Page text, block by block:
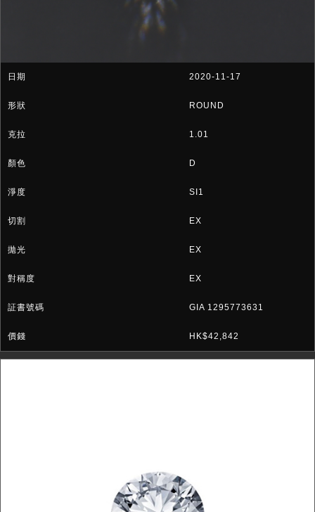
2020-11-17
ROUND
1.01
D
SI1
EX
EX
EX
GIA 1295773631
HK$42,842